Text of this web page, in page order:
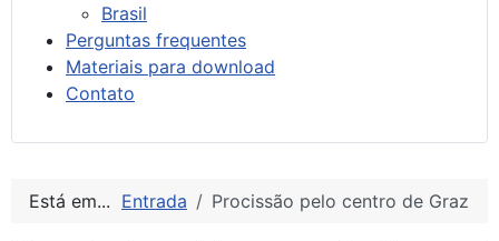
Brasil
Perguntas frequentes
Materiais para download
Contato
Está em... Entrada Procissão pelo centro de Graz